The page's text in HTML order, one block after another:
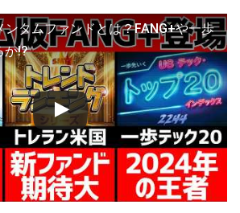
タムファンドとは？FANG+や一歩
か!?